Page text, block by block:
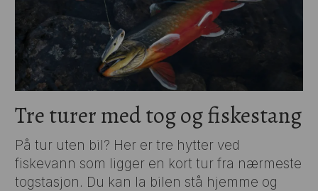
Tre turer med tog og fiskestang
På tur uten bil? Her er tre hytter ved
fiskevann som ligger en kort tur fra nærmeste
togstasjon. Du kan la bilen stå hjemme og